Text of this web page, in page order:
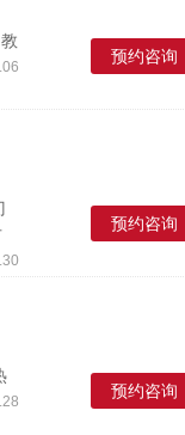
预约咨询
预约咨询
预约咨询